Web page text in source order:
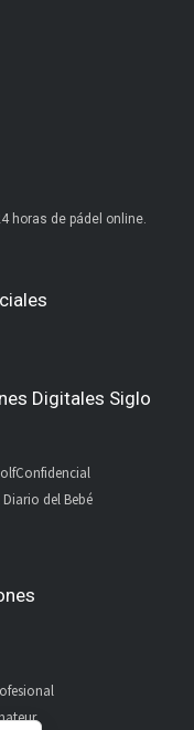
horas de pádel online.
Digitales Siglo
Diario del Bebé